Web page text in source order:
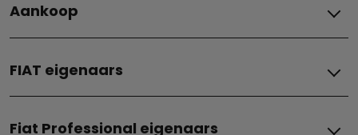
Grizzly
Grande Panda Hybrid
Grande Panda Elektrisch
Aankoop
Financiële oplossingen
Promoties
FIAT eigenaars
Fiat expertise
Fiat Professional eigenaars